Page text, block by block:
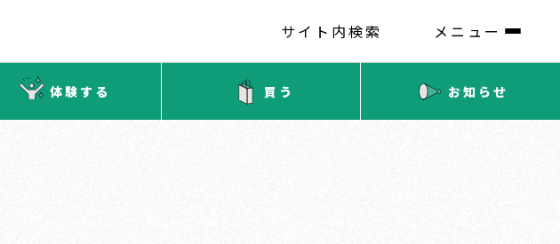
サイト内検索 メニュー
体験する 買う お知らせ